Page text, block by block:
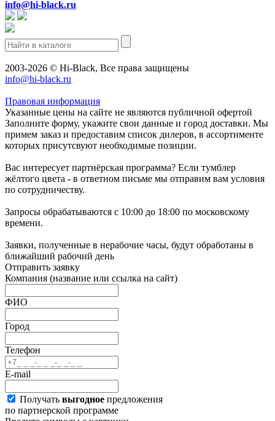
info@hi-black.ru
2003-2026 © Hi-Black, Все права защищены
info@hi-black.ru
Правовая информация
Указанные цены на сайте не являются публичной офертой
Заполните форму, укажите свои данные и город доставки. Мы
примем заказ и предоставим список дилеров, в ассортименте
которых присутсвуют необходимые позиции.
Вас интересует партнёрская программа? Если тумблер
жёлтого цвета - в ответном письме мы отправим вам условия
по сотрудничеству.
Запросы обрабатываются с 10:00 до 18:00 по московскому
времени.
Заявки, полученные в нерабочие часы, будут обработаны в
ближайший рабочий день
Отправить заявку
Компания (название или ссылка на сайт)
ФИО
Город
Телефон
E-mail
Получать выгодное предложения
по партнерской программе